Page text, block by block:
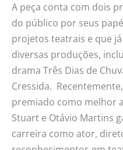
A peça conta com dois
do público por seus
projetos teatrais e que
diversas produções,
drama Três Dias de
Cressida.
premiado como melhor
Stuart e Otávio Martins
carreira como ator,